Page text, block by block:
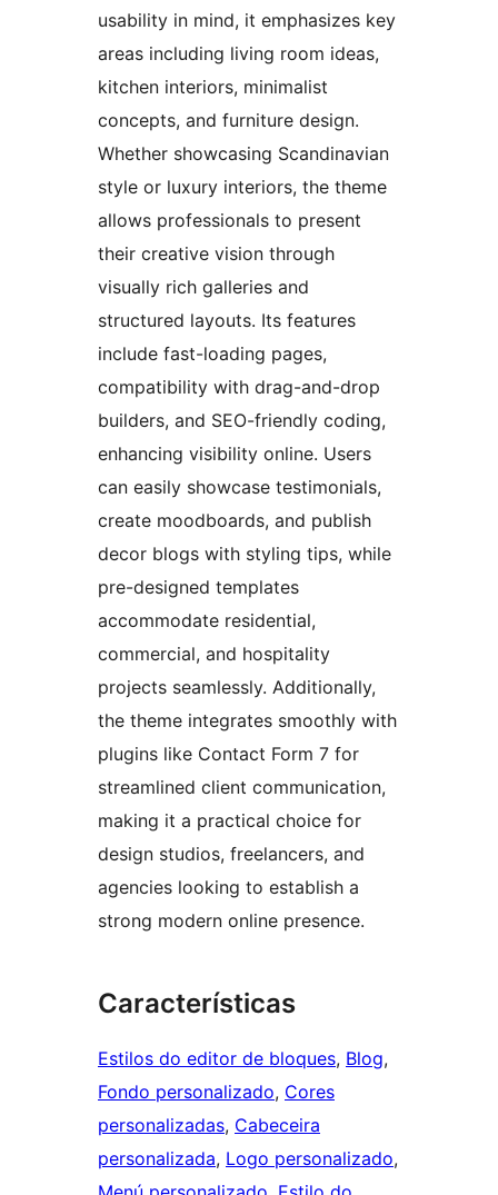
usability in mind, it emphasizes key
areas including living room ideas,
kitchen interiors, minimalist
concepts, and furniture design.
Whether showcasing Scandinavian
style or luxury interiors, the theme
allows professionals to present
their creative vision through
visually rich galleries and
structured layouts. Its features
include fast-loading pages,
compatibility with drag-and-drop
builders, and SEO-friendly coding,
enhancing visibility online. Users
can easily showcase testimonials,
create moodboards, and publish
decor blogs with styling tips, while
pre-designed templates
accommodate residential,
commercial, and hospitality
projects seamlessly. Additionally,
the theme integrates smoothly with
plugins like Contact Form 7 for
streamlined client communication,
making it a practical choice for
design studios, freelancers, and
agencies looking to establish a
strong modern online presence.
Características
Estilos do editor de bloques, Blog
Fondo personalizado, Cores
personalizadas, Cabeceira
personalizada, Logo personalizado